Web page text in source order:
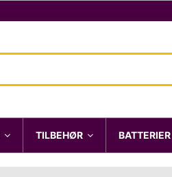
TILBEHØR BATTERIER